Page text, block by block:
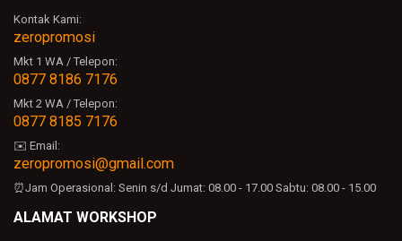
Kontak Kami:
zeropromosi
Mkt 1 WA / Telepon:
0877 8186 7176
Mkt 2 WA / Telepon:
0877 8185 7176
✉️ Email:
zeropromosi@gmail.com
⏰Jam Operasional: Senin s/d Jumat: 08.00 - 17.00 Sabtu: 08.00 - 15.00
ALAMAT WORKSHOP